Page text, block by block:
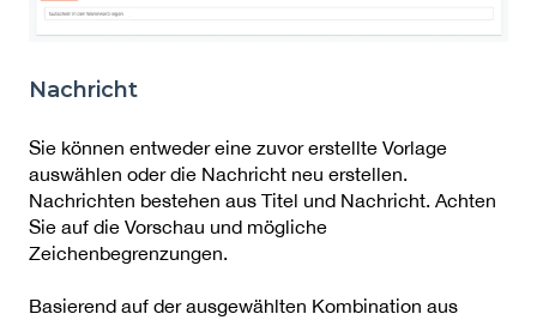
Nachricht
Sie können entweder eine zuvor erstellte Vorlage
auswählen oder die Nachricht neu erstellen.
Nachrichten bestehen aus Titel und Nachricht. Achten
Sie auf die Vorschau und mögliche
Zeichenbegrenzungen.
Basierend auf der ausgewählten Kombination aus